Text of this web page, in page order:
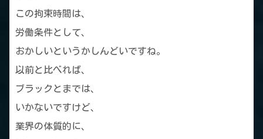
この拘束時間は、
労働条件として、
おかしいというかしんどいですね。
以前と比べれば、
ブラックとまでは、
いかないですけど、
業界の体質的に、